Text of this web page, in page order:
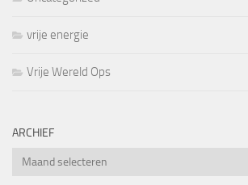
vrije energie
Vrije Wereld Ops
ARCHIEF
Archief